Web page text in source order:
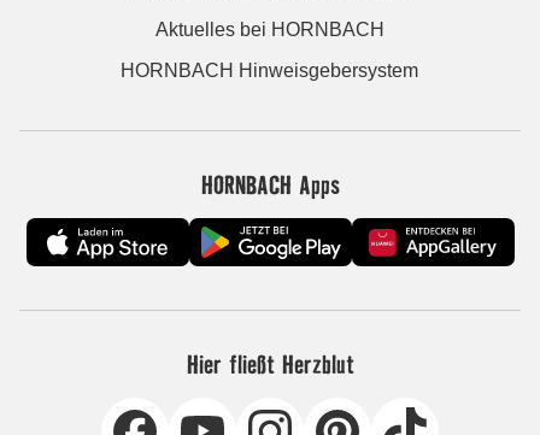
Aktuelles bei HORNBACH
HORNBACH Hinweisgebersystem
HORNBACH Apps
Hier fließt Herzblut